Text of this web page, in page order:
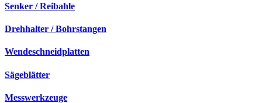
Senker / Reibahle
Drehhalter / Bohrstangen
Wendeschneidplatten
Sägeblätter
Messwerkzeuge